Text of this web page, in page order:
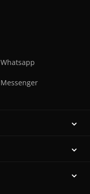
Whatsapp
Messenger